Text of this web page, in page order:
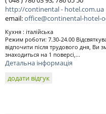
http://continental - hotel.com.ua
email:office@continental-hotel-
Кухня : італійська
Режим роботи: 7.30-24.00
відпочити після трудового дня, Ви
знаходиться на 1 поверсі,...
Детальна інформація
додати відгук